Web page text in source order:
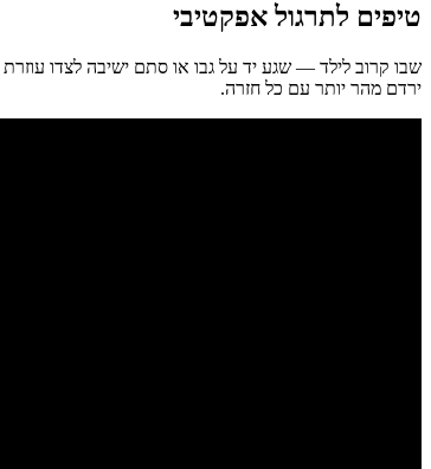
טיפים לתרגול אפקטיבי
שבו קרוב לילד — שגע יד על גבו או סתם ישיבה לצדו
ירדם מהר יותר עם כל חזרה.